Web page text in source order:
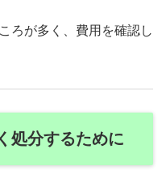
ろが多く、費用を確認し
処分するために